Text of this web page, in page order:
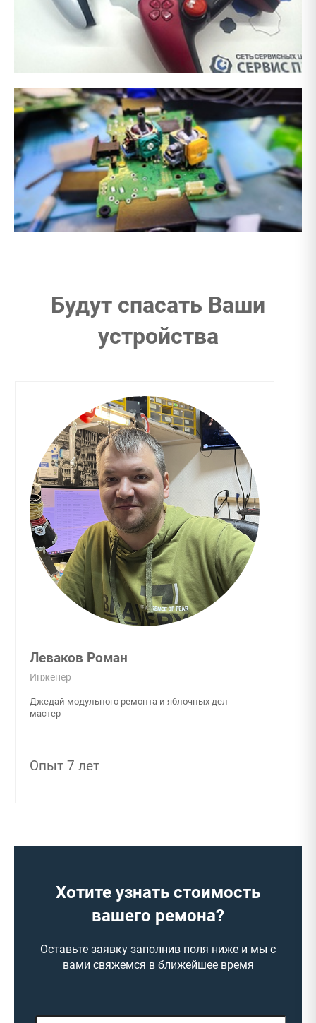
Будут спасать Ваши
устройства
Леваков Роман
Инженер
Джедай модульного ремонта и яблочных дел
мастер
Опыт 7 лет
Хотите узнать стоимость
вашего ремона?
Оставьте заявку заполнив поля ниже и мы с
вами свяжемся в ближейшее время